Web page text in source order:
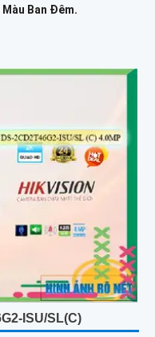
Ban Đêm.
ISU/SL(C)